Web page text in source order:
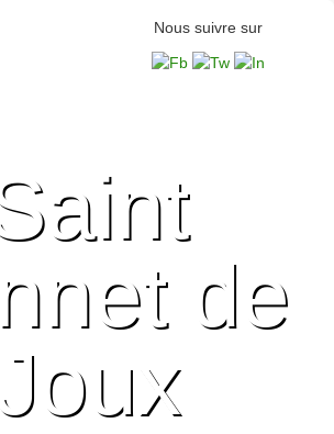
Nous suivre sur
de
Joux